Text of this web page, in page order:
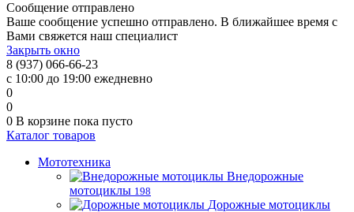
Сообщение отправлено
Ваше сообщение успешно отправлено. В ближайшее время с
Вами свяжется наш специалист
Закрыть окно
8 (937) 066-66-23
с 10:00 до 19:00 ежедневно
0
0
0 В корзине пока пусто
Каталог товаров
Мототехника
Внедорожные
мотоциклы 198
Дорожные мотоциклы